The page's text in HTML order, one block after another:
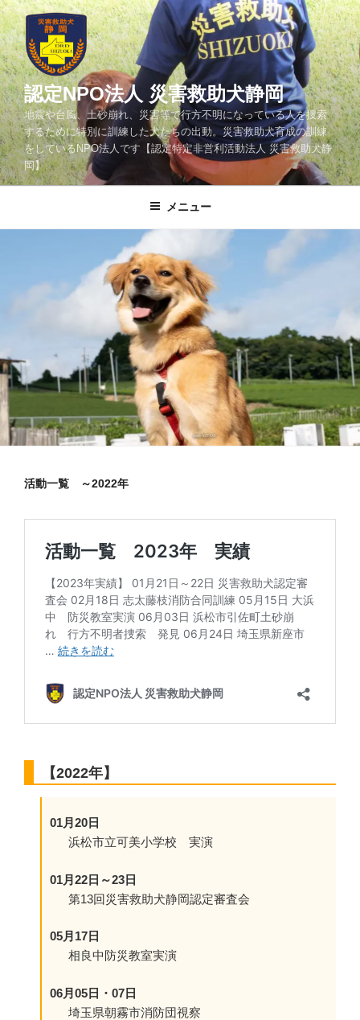
コ
ン
テ
ン
ツ
へ
ス
キ
ッ
プ
認定NPO法人 災害救助犬静岡
地震や台風、土砂崩れ、災害等で行方不明になっている人を捜索
するために特別に訓練した犬たちの出動。災害救助犬育成の訓練
をしているNPO法人です【認定特定非営利活動法人 災害救助犬静
岡】
メニュー
活動一覧 ～2022年
【2022年】
01月20日
浜松市立可美小学校 実演
01月22日～23日
第13回災害救助犬静岡認定審査会
05月17日
相良中防災教室実演
06月05日・07日
埼玉県朝霧市消防団視察